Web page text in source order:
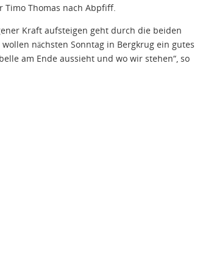
Timo Thomas nach Abpfiff.
Kraft aufsteigen geht durch die beiden
nächsten Sonntag in Bergkrug ein gutes
am Ende aussieht und wo wir stehen“, so